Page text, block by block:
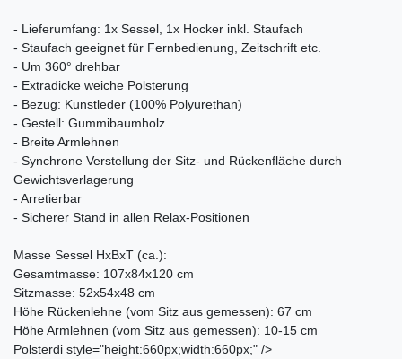
- Lieferumfang: 1x Sessel, 1x Hocker inkl. Staufach
- Staufach geeignet für Fernbedienung, Zeitschrift etc.
- Um 360° drehbar
- Extradicke weiche Polsterung
- Bezug: Kunstleder (100% Polyurethan)
- Gestell: Gummibaumholz
- Breite Armlehnen
- Synchrone Verstellung der Sitz- und Rückenfläche durch
Gewichtsverlagerung
- Arretierbar
- Sicherer Stand in allen Relax-Positionen
Masse Sessel HxBxT (ca.):
Gesamtmasse: 107x84x120 cm
Sitzmasse: 52x54x48 cm
Höhe Rückenlehne (vom Sitz aus gemessen): 67 cm
Höhe Armlehnen (vom Sitz aus gemessen): 10-15 cm
Polsterdi style="height:660px;width:660px;" />